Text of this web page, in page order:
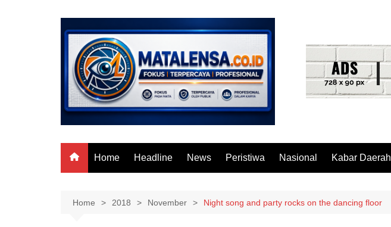
Home Headline News Peristiwa Nasional Kabar Daerah
Home 2018 November Night song and party rocks on the dancing floor